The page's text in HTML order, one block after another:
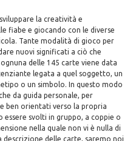
la creatività e
fiabe e giocando con le diverse
Tante modalità di gioco per
nuovi significati a ciò che
delle 145 carte viene data
legata a quel soggetto, un
o un simbolo. In questo modo
da guida personale, per
ben orientati verso la propria
essere svolti in gruppo, a coppie o
nella quale non vi è nulla di
delle carte, saremo noi